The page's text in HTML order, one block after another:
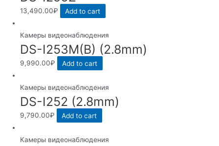
13,490.00₽ Add to cart
Камеры видеонаблюдения
DS-I253M(B) (2.8mm)
9,990.00₽ Add to cart
Камеры видеонаблюдения
DS-I252 (2.8mm)
9,790.00₽ Add to cart
Камеры видеонаблюдения